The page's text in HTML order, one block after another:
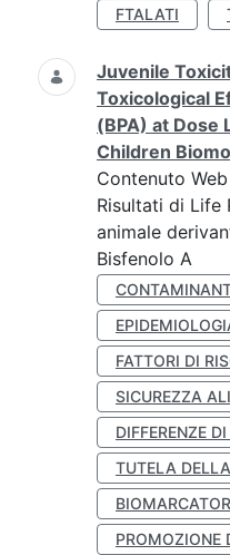
FTALATI
Juvenile
Toxicological
(BPA) at Dose
Children
Contenuto Web
Risultati di Life
animale
Bisfenolo A
FATTORI DI
SICUREZZA
DIFFERENZE DI
TUTELA
PROMOZIONE